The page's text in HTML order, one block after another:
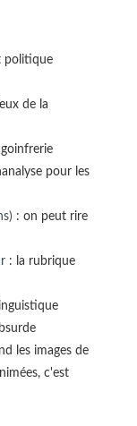
politique
de la
pour les
: on peut rire
: la rubrique
les images de
c'est